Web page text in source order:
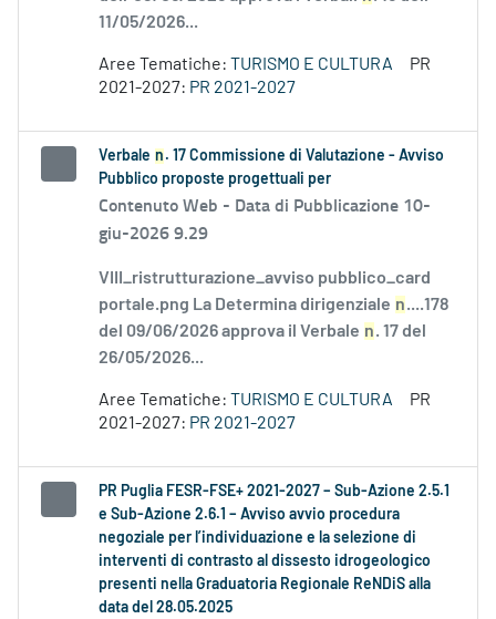
11/05/2026...
Aree Tematiche: TURISMO E CULTURA
PR
2021-2027: PR 2021-2027
Verbale n . 17 Commissione di Valutazione - Avviso
Pubblico proposte progettuali per
Contenuto Web - Data di Pubblicazione 10-
giu-2026 9.29
VIII_ristrutturazione_avviso pubblico_card
portale.png La Determina dirigenziale n....178
del 09/06/2026 approva il Verbale n. 17 del
26/05/2026...
Aree Tematiche: TURISMO E CULTURA
PR
2021-2027: PR 2021-2027
PR Puglia FESR-FSE+ 2021-2027 – Sub-Azione 2.5.1
e Sub-Azione 2.6.1 – Avviso avvio procedura
negoziale per l’individuazione e la selezione di
interventi di contrasto al dissesto idrogeologico
presenti nella Graduatoria Regionale ReNDiS alla
data del 28.05.2025